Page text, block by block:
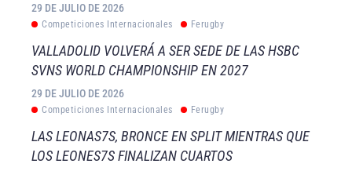
29 DE JULIO DE 2026
Competiciones Internacionales Ferugby
VALLADOLID VOLVERÁ A SER SEDE DE LAS HSBC
SVNS WORLD CHAMPIONSHIP EN 2027
29 DE JULIO DE 2026
Competiciones Internacionales Ferugby
LAS LEONAS7S, BRONCE EN SPLIT MIENTRAS QUE
LOS LEONES7S FINALIZAN CUARTOS